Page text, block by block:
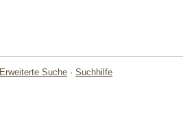
Erweiterte Suche · Suchhilfe